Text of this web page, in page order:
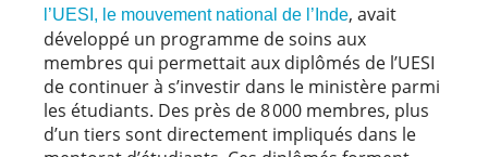
l’UESI, le mouvement national de l’Inde, avait
développé un programme de soins aux
membres qui permettait aux diplômés de l’UESI
de continuer à s’investir dans le ministère parmi
les étudiants. Des près de 8 000 membres, plus
d’un tiers sont directement impliqués dans le